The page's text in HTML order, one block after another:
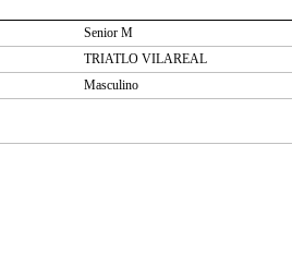
Senior M
TRIATLO VILAREAL
Masculino